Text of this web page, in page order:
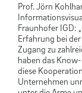
Prof. Jörn
Fraunhofer IGD:
Erfahrung bei
Zugang zu
haben das
diese
Unternehmen